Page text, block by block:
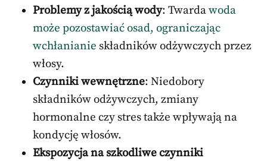
Problemy z jakością wody: Twardawoda
może pozostawiać osad, ograniczając
wchłanianie składników odżywczych przez
włosy.
Czynniki wewnętrzne: Niedobory
składników odżywczych, zmiany
hormonalne czy stres także wpływają na
kondycję włosów.
Ekspozycja na szkodliwe czynniki